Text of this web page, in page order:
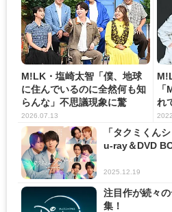
M!LK・塩崎太智「僕、地球
に住んでいるのに全然何も知
らんな」不思議現象に驚
き ...
2026.07.13
れ
も
「タクミくん
u-ray＆DVD
2025.12.19
注目作が続々
集！